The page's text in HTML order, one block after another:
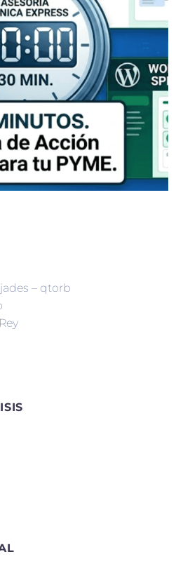
– qtorb